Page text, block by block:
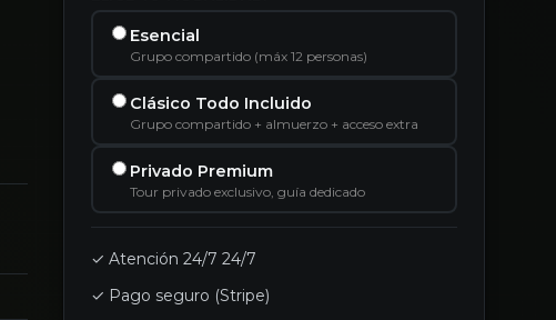
Esencial
Grupo compartido (máx 12 personas)
Clásico Todo Incluido
Grupo compartido + almuerzo + acceso extra
Privado Premium
Tour privado exclusivo, guía dedicado
✓ Atención 24/7 24/7
✓ Pago seguro (Stripe)